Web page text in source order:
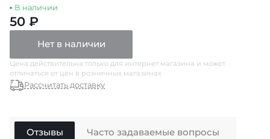
В наличии
50 ₽
Нет в наличии
Цена действительна только для интернет магазина и может
отличаться от цен в розничных магазинах
Рассчитать доставку
Отзывы Часто задаваемые вопросы